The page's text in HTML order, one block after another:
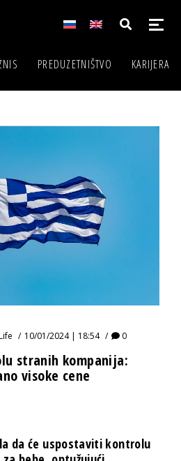
PREDUZETNIŠTVO KARIJERA
10/01/2024 | 18:54 0
stranih kompanija:
visoke cene
da će uspostaviti kontrolu